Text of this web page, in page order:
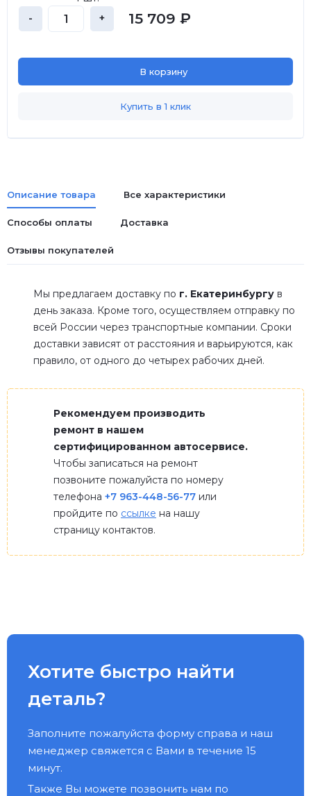
- + 15 709 ₽
В корзину
Купить в 1 клик
Описание товара Все характеристики
Способы оплаты Доставка
Отзывы покупателей
Мы предлагаем доставку по г. Екатеринбургу в
день заказа. Кроме того, осуществляем отправку по
всей России через транспортные компании. Сроки
доставки зависят от расстояния и варьируются, как
правило, от одного до четырех рабочих дней.
Рекомендуем производить
ремонт в нашем
сертифицированном автосервисе.
Чтобы записаться на ремонт
позвоните пожалуйста по номеру
телефона +7 963-448-56-77 или
пройдите по ссылке на нашу
страницу контактов.
Хотите быстро найти
деталь?
Заполните пожалуйста форму справа и наш
менеджер свяжется с Вами в течение 15
минут.
Также Вы можете позвонить нам по